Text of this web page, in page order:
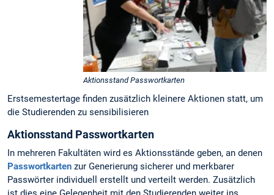
Aktionsstand Passwortkarten
Erstsemestertage finden zusätzlich kleinere Aktionen statt, um
die Studierenden zu sensibilisieren
Aktionsstand Passwortkarten
In mehreren Fakultäten wird es Aktionsstände geben, an denen
Passwortkarten zur Generierung sicherer und merkbarer
Passwörter individuell erstellt und verteilt werden. Zusätzlich